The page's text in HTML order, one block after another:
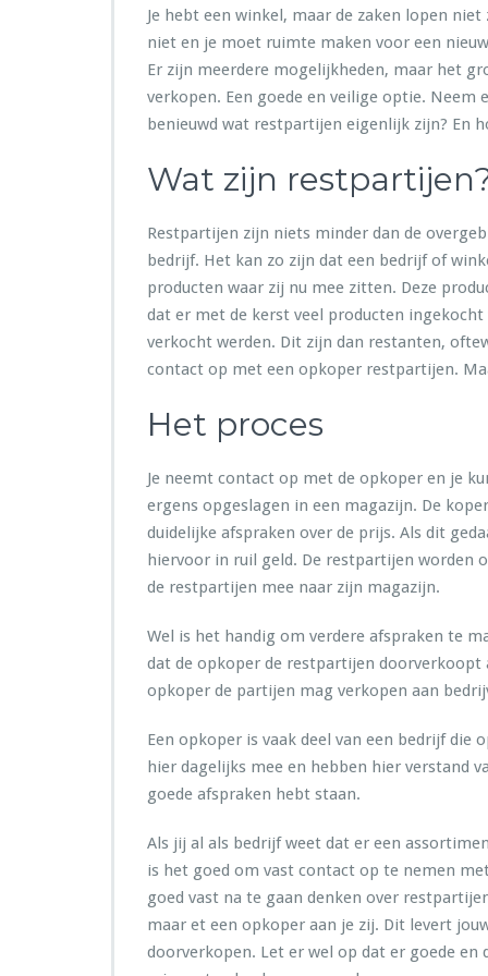
Je hebt een winkel, maar de zaken lopen
niet en je moet ruimte maken voor een
Er zijn meerdere mogelijkheden, maar het
verkopen. Een goede en veilige optie. Neem
benieuwd wat restpartijen eigenlijk zijn? En
Wat zijn
Restpartijen zijn niets minder dan de
bedrijf. Het kan zo zijn dat een bedrijf of
producten waar zij nu mee zitten. Deze
dat er met de kerst veel producten
verkocht werden. Dit zijn dan restanten,
contact op met een opkoper restpartijen.
Het proces
Je neemt contact op met de opkoper en je
ergens opgeslagen in een magazijn. De
duidelijke afspraken over de prijs. Als dit
hiervoor in ruil geld. De restpartijen worden
de restpartijen mee naar zijn magazijn.
Wel is het handig om verdere afspraken te
dat de opkoper de restpartijen doorverkoopt
opkoper de partijen mag verkopen aan
Een opkoper is vaak deel van een bedrijf die
hier dagelijks mee en hebben hier verstand
goede afspraken hebt staan.
Als jij al als bedrijf weet dat er een
is het goed om vast contact op te nemen
goed vast na te gaan denken over
maar et een opkoper aan je zij. Dit levert
doorverkopen. Let er wel op dat er goede